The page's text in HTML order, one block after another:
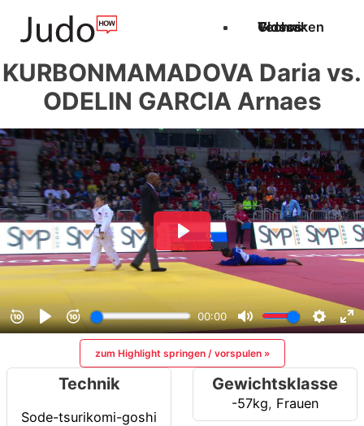
Techniken
Videos
Glossar
KURBONMAMADOVA Daria vs.
ODELIN GARCIA Arnaes
zum Highlight springen / vorspulen »
Technik
Sode-tsurikomi-goshi
Gewichtsklasse
-57kg, Frauen